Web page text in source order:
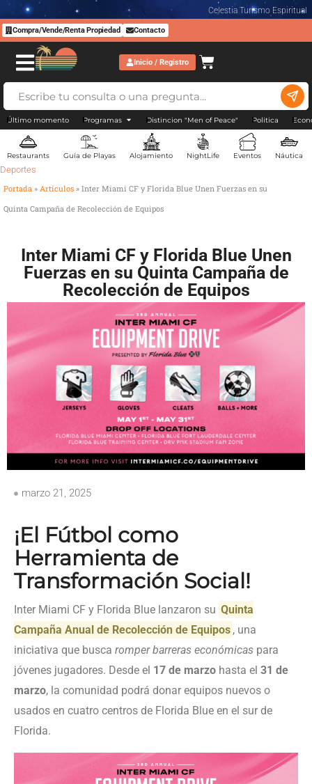
Celestia Turismo Espiritual
Compra/Vende/Renta Propiedad Contacto
Inicio / Registro
Último momento Programas Distincion "Men of Peace" Politica
Restaurants Guía de Playas Alojamiento NightLife Eventos Náutica
Deportes
Portada » Artículos » Inter Miami CF y Florida Blue Unen Fuerzas en su
Quinta Campaña de Recolección de Equipos
Inter Miami CF y Florida Blue Unen
Fuerzas en su Quinta Campaña de
Recolección de Equipos
marzo 21, 2025
¡El Fútbol como
Herramienta de
Transformación Social!
Inter Miami CF y Florida Blue lanzaron su Quinta
Campaña Anual de Recolección de Equipos , una
iniciativa que busca romper barreras económicas para
jóvenes jugadores. Desde el 17 de marzo hasta el 31 de
marzo, la comunidad podrá donar equipos nuevos o
usados en cuatro centros de Florida Blue en el sur de
Florida.